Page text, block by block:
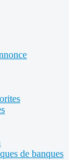
de banques